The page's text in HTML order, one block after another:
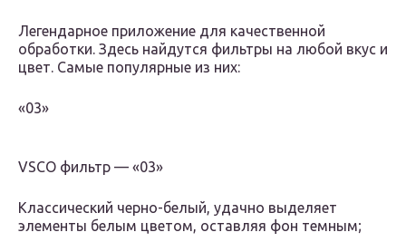
Легендарное приложение для качественной
обработки. Здесь найдутся фильтры на любой вкус и
цвет. Самые популярные из них:
«03»
VSCO фильтр — «03»
Классический черно-белый, удачно выделяет
элементы белым цветом, оставляя фон темным;